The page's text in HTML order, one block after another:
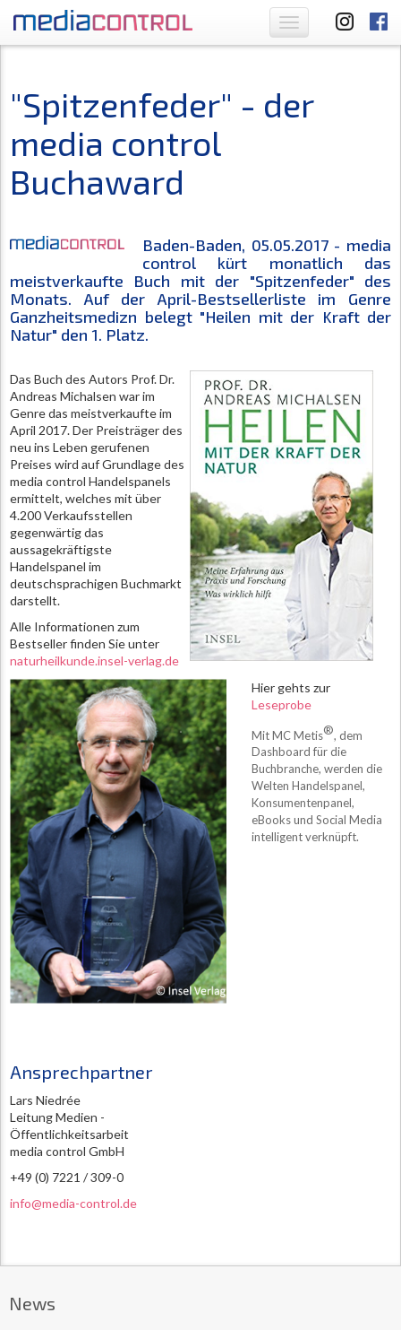
Toggle
navigation
"Spitzenfeder" - der
media control
Buchaward
Baden-Baden, 05.05.2017 - media
control kürt monatlich das
meistverkaufte Buch mit der "Spitzenfeder" des
Monats. Auf der April-Bestsellerliste im Genre
Ganzheitsmedizn belegt "Heilen mit der Kraft der
Natur" den 1. Platz.
Das Buch des Autors Prof. Dr.
Andreas Michalsen war im
Genre das meistverkaufte im
April 2017. Der Preisträger des
neu ins Leben gerufenen
Preises wird auf Grundlage des
media control Handelspanels
ermittelt, welches mit über
4.200 Verkaufsstellen
gegenwärtig das
aussagekräftigste
Handelspanel im
deutschsprachigen Buchmarkt
darstellt.
Alle Informationen zum
Bestseller finden Sie unter
naturheilkunde.insel-verlag.de
Hier gehts zur
Leseprobe
Mit MC Metis®, dem
Dashboard für die
Buchbranche, werden die
Welten Handelspanel,
Konsumentenpanel,
eBooks und Social Media
intelligent verknüpft.
Ansprechpartner
Lars Niedrée
Leitung Medien -
Öffentlichkeitsarbeit
media control GmbH
+49 (0) 7221 / 309-0
info@media-control.de
News